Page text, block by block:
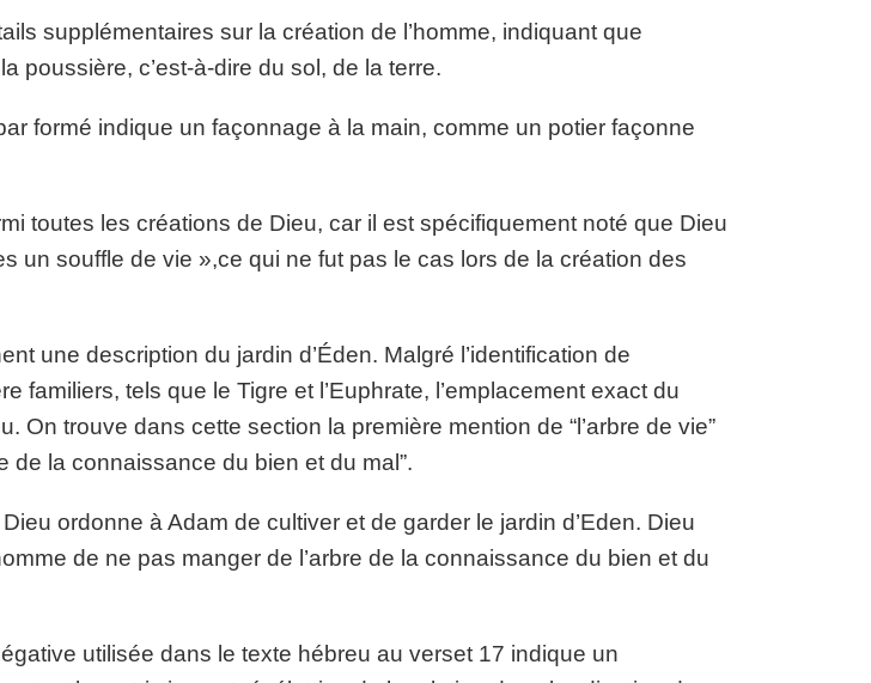
supplémentaires sur la création de l’homme, indiquant que
poussière, c’est-à-dire du sol, de la terre.
formé indique un façonnage à la main, comme un potier façonne
toutes les créations de Dieu, car il est spécifiquement noté que Dieu
un souffle de vie »,ce qui ne fut pas le cas lors de la création des
une description du jardin d’Éden. Malgré l’identification de
familiers, tels que le Tigre et l’Euphrate, l’emplacement exact du
On trouve dans cette section la première mention de “l’arbre de vie”
de la connaissance du bien et du mal”.
ordonne à Adam de cultiver et de garder le jardin d’Eden. Dieu
de ne pas manger de l’arbre de la connaissance du bien et du
utilisée dans le texte hébreu au verset 17 indique un